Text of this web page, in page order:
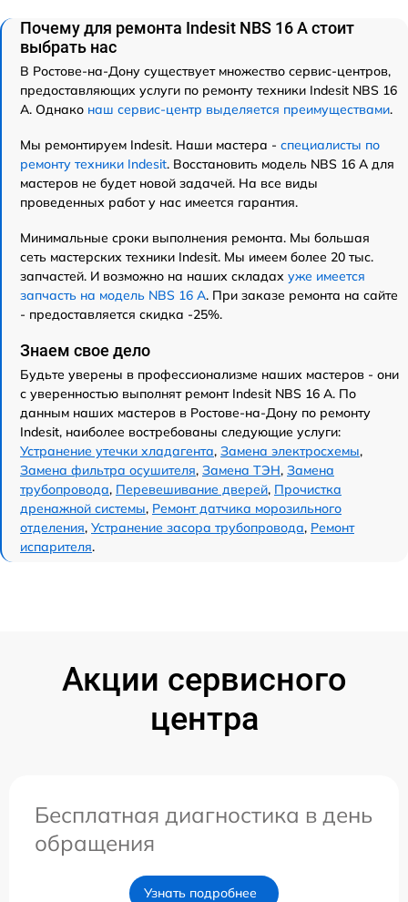
Почему для ремонта Indesit NBS 16 A стоит
выбрать нас
В Ростове-на-Дону существует множество сервис-центров,
предоставляющих услуги по ремонту техники Indesit NBS 16
A. Однако наш сервис-центр выделяется преимуществами.
Мы ремонтируем Indesit. Наши мастера - специалисты по
ремонту техники Indesit. Восстановить модель NBS 16 A для
мастеров не будет новой задачей. На все виды
проведенных работ у нас имеется гарантия.
Минимальные сроки выполнения ремонта. Мы большая
сеть мастерских техники Indesit. Мы имеем более 20 тыс.
запчастей. И возможно на наших складах уже имеется
запчасть на модель NBS 16 A. При заказе ремонта на сайте
- предоставляется скидка -25%.
Знаем свое дело
Будьте уверены в профессионализме наших мастеров - они
с уверенностью выполнят ремонт Indesit NBS 16 A. По
данным наших мастеров в Ростове-на-Дону по ремонту
Indesit, наиболее востребованы следующие услуги:
Устранение утечки хладагента, Замена электросхемы,
Замена фильтра осушителя, Замена ТЭН, Замена
трубопровода, Перевешивание дверей, Прочистка
дренажной системы, Ремонт датчика морозильного
отделения, Устранение засора трубопровода, Ремонт
испарителя.
Акции сервисного
центра
Бесплатная диагностика в день
обращения
Узнать подробнее